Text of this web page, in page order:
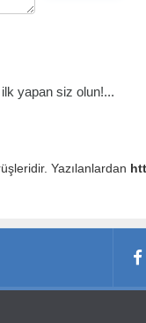
ilk yapan siz olun!...
Yazılanlardan